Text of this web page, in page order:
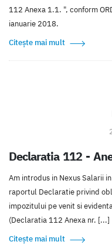
112 Anexa 1.1. ", conform
ianuarie 2018.
Citește mai mult
Declaratia 112 -
Am introdus in Nexus Salarii
raportul Declaratie privind
impozitului pe venit si
(Declaratia 112 Anexa nr. [...]
Citește mai mult